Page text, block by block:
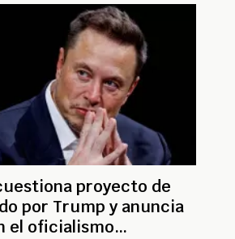
proyecto de
el oficialismo